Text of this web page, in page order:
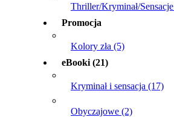
Thriller/Kryminał/Sensacje
Promocja
Kolory zła (5)
eBooki (21)
Kryminał i sensacja (17)
Obyczajowe (2)